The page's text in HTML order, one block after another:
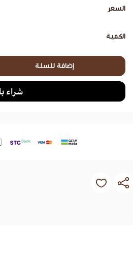
السعر
الكمية
إضافة للسلة